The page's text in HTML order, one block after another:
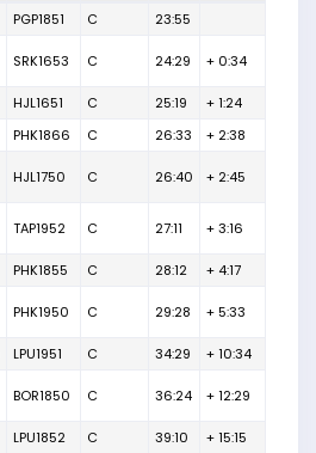
PGP1851 C 23:55
SRK1653 C 24:29 + 0:34
HJL1651 C 25:19
+ 1:24
PHK1866 C 26:33 + 2:38
HJL1750 C 26:40 + 2:45
TAP1952 C 27:11 + 3:16
PHK1855 C 28:12 + 4:17
PHK1950 C 29:28 + 5:33
LPU1951 C 34:29 + 10:34
BOR1850 C 36:24 + 12:29
LPU1852 C 39:10 + 15:15